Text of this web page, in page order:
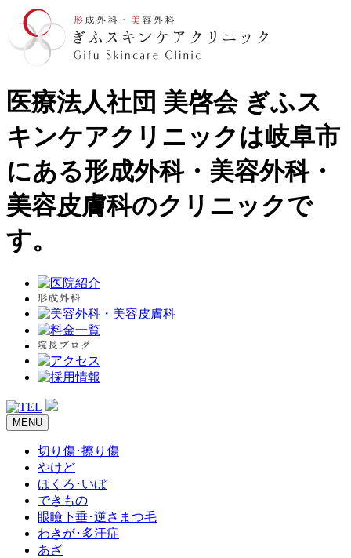
医療法人社団 美啓会 ぎふス
キンケアクリニックは岐阜市
にある形成外科・美容外科・
美容皮膚科のクリニックで
す。
MENU
切り傷･擦り傷
やけど
ほくろ･いぼ
できもの
眼瞼下垂･逆さまつ毛
わきが･多汗症
あざ